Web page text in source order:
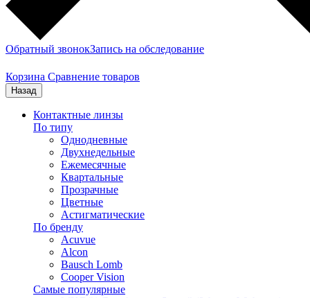
Обратный звонокЗапись на обследование
Корзина Сравнение товаров
Назад
Контактные линзы
По типу
Однодневные
Двухнедельные
Ежемесячные
Квартальные
Прозрачные
Цветные
Астигматические
По бренду
Acuvue
Alcon
Bausch Lomb
Cooper Vision
Самые популярные